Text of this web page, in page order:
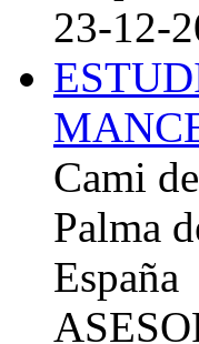
23-12-
Cami
Palma
España